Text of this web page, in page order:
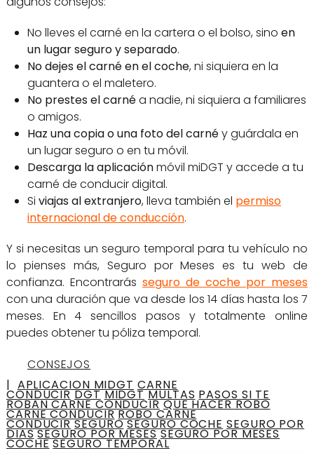
No lleves el carné en la cartera o el bolso, sino en
un lugar seguro y separado.
No dejes el carné en el coche, ni siquiera en la
guantera o el maletero.
No prestes el carnéa nadie, ni siquiera a familiares
o amigos.
Haz una copia o una foto del carnéy guárdala en
un lugar seguro o en tu móvil.
Descarga la aplicaciónmóvil miDGT y accede a tu
carné de conducir digital.
Si viajas al extranjero, lleva también el permiso
internacional de conducción.
Y si necesitas un seguro temporal para tu vehículo no
lo pienses más, Seguro por Meses es tu web de
confianza. Encontrarás seguro de coche por meses
con una duración que va desde los 14 días hasta los 7
meses. En 4 sencillos pasos y totalmente online
puedes obtener tu póliza temporal.
CONSEJOS
| APLICACION MIDGT CARNE
CONDUCIR DGT MIDGT MULTAS PASOS SI TE
ROBAN CARNE CONDUCIR QUE HACER ROBO
CARNE CONDUCIR ROBO CARNE
CONDUCIR SEGURO SEGURO COCHE SEGURO POR
DIAS SEGURO POR MESES SEGURO POR MESES
COCHE SEGURO TEMPORAL